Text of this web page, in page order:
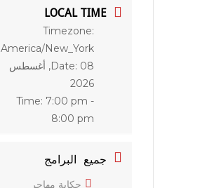
LOCAL TIME
Timezone:
America/New_York
Date:08, أغسطس
2026
Time: 7:00 pm -
8:00 pm
جميع البرامج
حكاية مهاجر